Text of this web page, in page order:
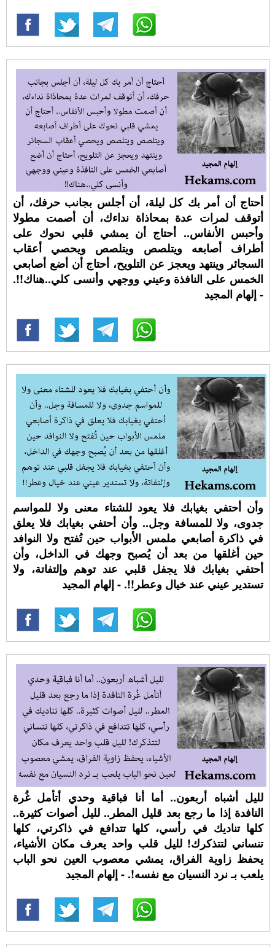
أحتاج أن أمر بك كل ليلة، أن أجلس بجانب حرفك، أن
أتوقف لمرات عدة بمحاذاة نداءك، أن أصمت مطولا
وأحبس الأنفاس.. أحتاج أن يمشي قلبي نحوك على
أطراف أصابعه ويتلصص ويتلصص ويحصي أعقاب
السجائر وينتهد ويعجز عن التلويح، أحتاج أن أضع أصابعي
الخمس على النافذة وعيني ووجهي وأنسى كلي..هناك!!.
- إلهام المجيد
وأن أحتفي بغيابك فلا يعود للشتاء معنى ولا للمواسم
جدوى، ولا للمسافة وجل.. وأن أحتفي بغيابك فلا يعلق
في ذاكرة أصابعي ملمس الأبواب حين تُفتح ولا النوافد
حين أغلقها من بعد أن يُصبح وجهك في الداخل، وأن
أحتفي بغيابك فلا يجفل قلبي عند توهم وإلتفاتة، ولا
تستدير عيني عند خيال وعطر!!. - إلهام المجيد
لليل أشباه أربعون.. أما أنا فباقية وحدي أتأمل غُرة
النافدة إذا ما رجع بعد قليل المطر.. لليل أصوات كثيرة..
كلها تناديك في رأسي، كلها تتدافع في ذاكرتي، كلها
تنساني لتتذكرك! لليل قلب واحد يعرف مكان الأشياء،
يحفظ زاوية الفراق، يمشي معصوب العين نحو الباب
يلعب بـ نرد النسيان مع نفسه!. - إلهام المجيد